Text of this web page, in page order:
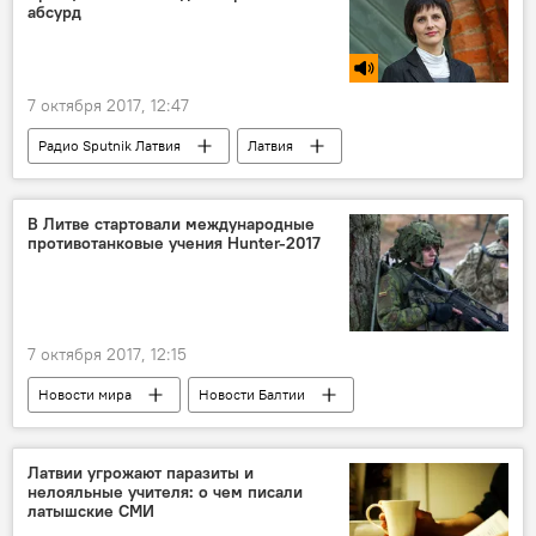
абсурд
7 октября 2017, 12:47
Радио Sputnik Латвия
Латвия
Елизавета Кривцова
Рихардс Эйгимс
Центр госязыка
латышский язык
государственный язык
Что у ЦГЯ на языке
В Литве стартовали международные
противотанковые учения Hunter-2017
7 октября 2017, 12:15
Новости мира
Новости Балтии
Литва
учения Hunter-2017
Латвии угрожают паразиты и
нелояльные учителя: о чем писали
латышские СМИ